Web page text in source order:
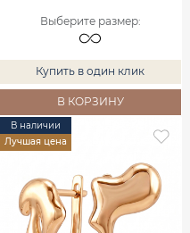
Выберите размер:
Купить в один клик
В КОРЗИНУ
В наличии
Лучшая цена